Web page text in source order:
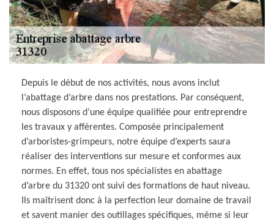
Depuis le début de nos activités, nous avons inclut
l’abattage d’arbre dans nos prestations. Par conséquent,
nous disposons d’une équipe qualifiée pour entreprendre
les travaux y afférentes. Composée principalement
d’arboristes-grimpeurs, notre équipe d’experts saura
réaliser des interventions sur mesure et conformes aux
normes. En effet, tous nos spécialistes en abattage
d’arbre du 31320 ont suivi des formations de haut niveau.
Ils maîtrisent donc à la perfection leur domaine de travail
et savent manier des outillages spécifiques, même si leur